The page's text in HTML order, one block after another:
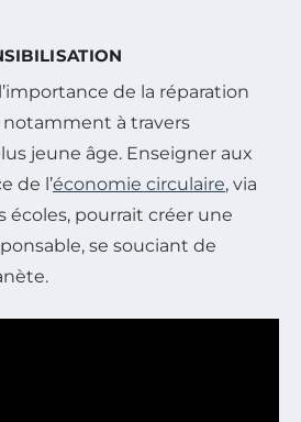
de la réparation
à travers
jeune âge. Enseigner aux
de l’économie circulaire, via
écoles, pourrait créer une
se souciant de